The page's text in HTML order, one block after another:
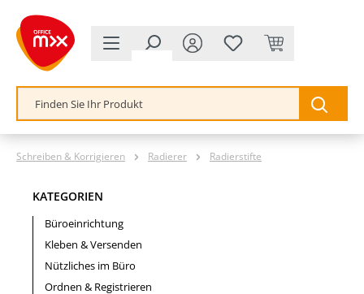
springen
Schreiben & Korrigieren Radierer Radierstifte
KATEGORIEN
Büroeinrichtung
Kleben & Versenden
Nützliches im Büro
Ordnen & Registrieren